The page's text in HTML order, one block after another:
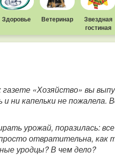
Здоровье Ветеринар
Звездная
гостиная
«Хозяйство» вы
капельки не пожалела.
урожай, поразилась:
отвратительна, как
уродцы? В чем дело?